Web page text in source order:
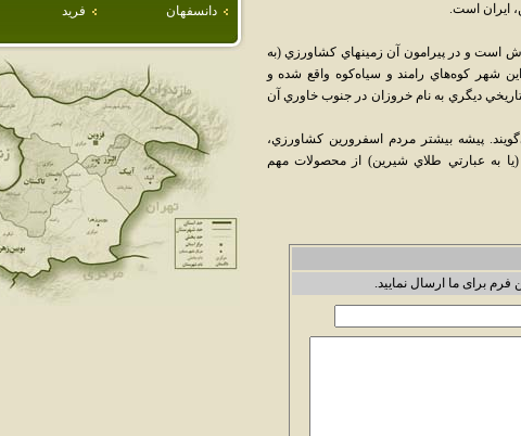
دانسفهان
فريد ايران است.
است و در پيرامون آن زمينهاي کشاورزي (به
اين شهر کوه‌هاي رامند و سياه‌کوه واقع شده و
ديگري به نام خروزان در جنوب خاوري آن
پيشه بيشتر مردم اسفرورين کشاورزي،
به عبارتي طلاي شيرين) از محصولات مهم
برای ما ارسال نمایید.